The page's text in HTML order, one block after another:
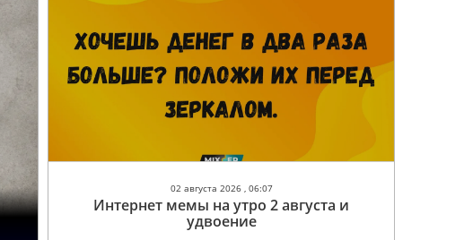
02 августа 2026 , 06:07
Интернет мемы на утро 2 августа и
удвоение